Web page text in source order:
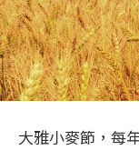
大雅小麥節，每